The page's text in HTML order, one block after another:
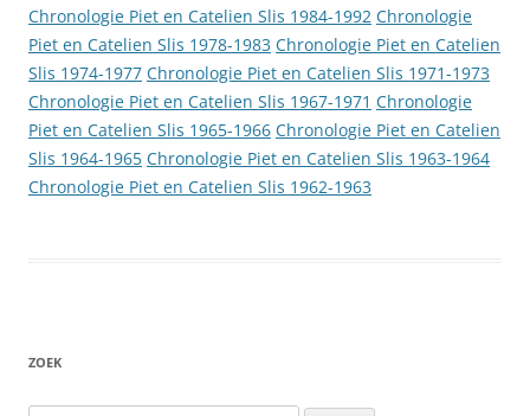
Chronologie Piet en Catelien Slis 1984-1992 Chronologie
Piet en Catelien Slis 1978-1983 Chronologie Piet en Catelien
Slis 1974-1977 Chronologie Piet en Catelien Slis 1971-1973
Chronologie Piet en Catelien Slis 1967-1971 Chronologie
Piet en Catelien Slis 1965-1966 Chronologie Piet en Catelien
Slis 1964-1965 Chronologie Piet en Catelien Slis 1963-1964
Chronologie Piet en Catelien Slis 1962-1963
ZOEK